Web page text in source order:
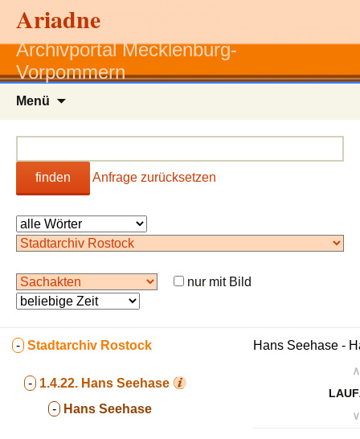
Ariadne
Archivportal Mecklenburg-
Vorpommern
Menü
finden Anfrage zurücksetzen
nur mit Bild
- Stadtarchiv Rostock
- 1.4.22. Hans Seehase
- Hans Seehase
Hans Seehase -
∧
∨